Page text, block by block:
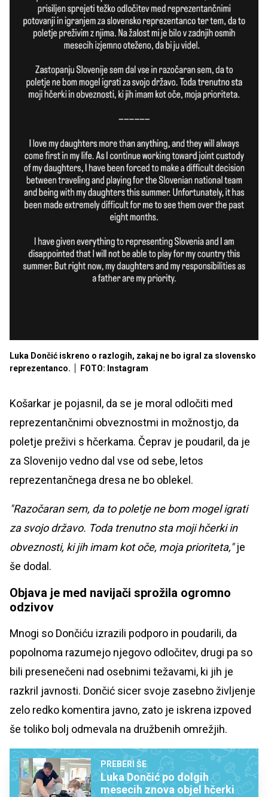
Luka Dončić iskreno o razlogih, zakaj ne bo igral za slovensko
reprezentanco.
FOTO: Instagram
Košarkar je pojasnil, da se je moral odločiti med
reprezentančnimi obveznostmi in možnostjo, da
poletje preživi s hčerkama. Čeprav je poudaril, da je
za Slovenijo vedno dal vse od sebe, letos
reprezentančnega dresa ne bo oblekel.
"Razočaran sem, da to poletje ne bom mogel igrati
za svojo državo. Toda trenutno sta moji hčerki in
obveznosti, ki jih imam kot oče, moja prioriteta,"je
še dodal.
Objava je med navijači sprožila ogromno
odzivov
Mnogi so Dončiću izrazili podporo in poudarili, da
popolnoma razumejo njegovo odločitev, drugi pa so
bili presenečeni nad osebnimi težavami, ki jih je
razkril javnosti. Dončić sicer svoje zasebno življenje
zelo redko komentira javno, zato je iskrena izpoved
še toliko bolj odmevala na družbenih omrežjih.
PREBERI ŠE
Luka Dončić po dolgih
mesecih znova objel hčerki